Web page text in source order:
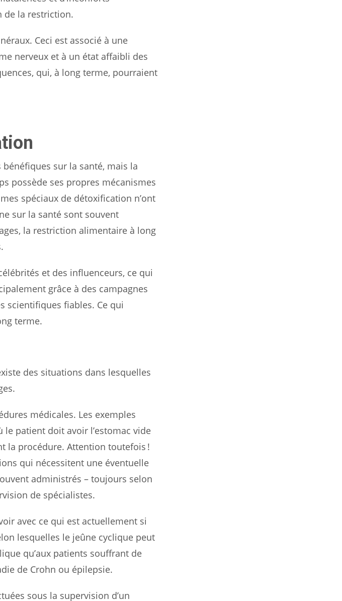
de la restriction.
Ceci est associé à une
nerveux et à un état affaibli des
qui, à long terme, pourraient
sur la santé, mais la
possède ses propres mécanismes
spéciaux de détoxification n’ont
sur la santé sont souvent
la restriction alimentaire à long
et des influenceurs, ce qui
grâce à des campagnes
scientifiques fiables. Ce qui
terme.
des situations dans lesquelles
médicales. Les exemples
patient doit avoir l’estomac vide
la procédure. Attention toutefois !
qui nécessitent une éventuelle
administrés – toujours selon
de spécialistes.
avec ce qui est actuellement si
lesquelles le jeûne cyclique peut
qu’aux patients souffrant de
de Crohn ou épilepsie.
sous la supervision d’un